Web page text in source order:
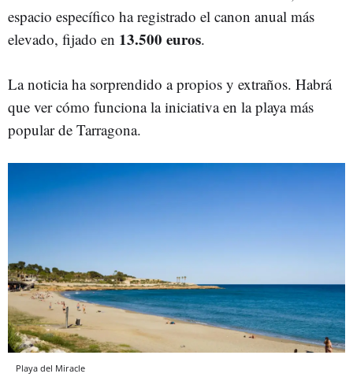
espacio específico ha registrado el canon anual más
elevado, fijado en 13.500 euros.
La noticia ha sorprendido a propios y extraños. Habrá
que ver cómo funciona la iniciativa en la playa más
popular de Tarragona.
Playa del Miracle